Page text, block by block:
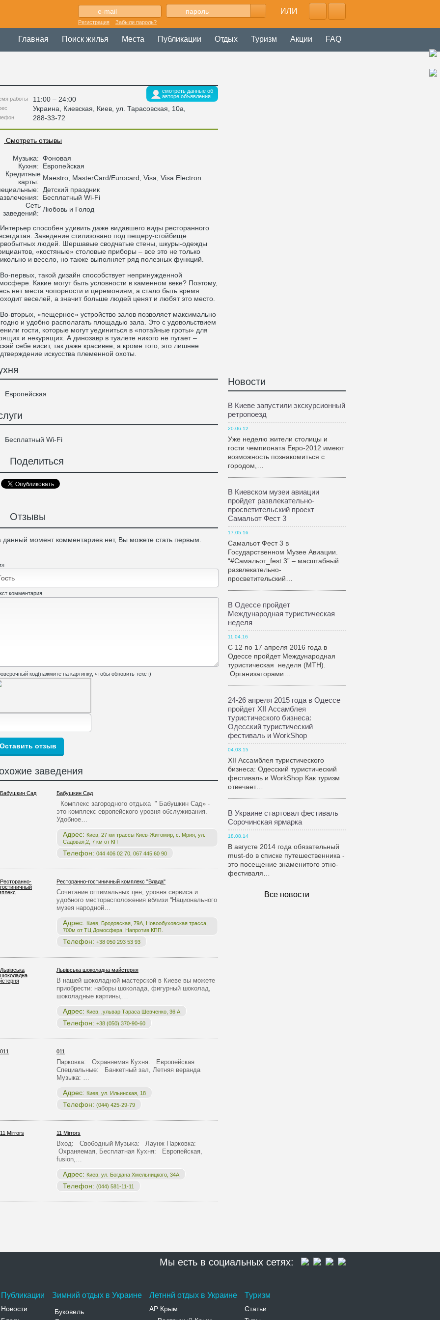
ИЛИ
Регистрация Забыли пароль?
Главная Поиск жилья Места Публикации Отдых Туризм Акции FAQ
смотреть данные об
авторе объявления
работы 11:00 – 24:00
Украина Киевская , Киев, ул. Тарасовская, 10а
288-33-72
Смотреть отзывы
Музыка: Фоновая
Кухня:
Европейская
Кредитные
карты:
Maestro, MasterCard/Eurocard, Visa, Visa Electron
Детский праздник
Бесплатный Wi-Fi
Сеть
заведений:
Любовь и Голод
способен удивить даже видавшего виды ресторанного
Заведение стилизовано под пещеру-стойбище
людей. Шершавые сводчатые стены, шкуры-одежды
«костяные» столовые приборы – все это не только
и весело, но также выполняет ряд полезных функций.
первых, такой дизайн способствует непринужденной
Какие могут быть условности в каменном веке? Поэтому,
нет места чопорности и церемониям, а стало быть время
веселей, а значит больше людей ценят и любят это место.
вторых, «пещерное» устройство залов позволяет максимально
и удобно располагать площадью зала. Это с удовольствием
гости, которые могут уединиться в «потайные гроты» для
и некурящих. А динозавр в туалете никого не пугает –
себе висит, так даже красивее, а кроме того, это лишнее
искусства племенной охоты.
Европейская
Бесплатный Wi-Fi
Поделиться
Отзывы
данный момент комментариев нет, Вы можете стать первым.
комментария
код(нажмите на картинку, чтобы обновить текст)
заведения
Бабушкин Сад
Комплекс загородного отдыха " Бабушкин Сад» -
это комплекс европейского уровня обслуживания.
Удобное…
Адрес: Киев, 27 км трассы Киев-Житомир, с. Мрия, ул.
Садовая,2, 7 км от КП
Телефон: 044 406 02 70, 067 445 60 90
Ресторанно-гостиничный комплекс "Влада"
Сочетание оптимальных цен, уровня сервиса и
удобного месторасположения вблизи “Национального
музея народной…
Адрес: Киев, Бродовская, 79А, Новообуховская трасса,
700м от ТЦ Домосфера. Напротив КПП.
Телефон: +38 050 293 53 93
Львівська шоколадна майстерня
В нашей шоколадной мастерской в Киеве вы можете
приобрести: наборы шоколада, фигурный шоколад,
шоколадные картины,…
Адрес: Киев, ,ульвар Тараса Шевченко, 36 А
Телефон: +38 (050) 370-90-60
011
Парковка: Охраняемая Кухня: Европейская
Специальные: Банкетный зал, Летняя веранда
Музыка: …
Адрес: Киев, ул. Ильинская, 18
Телефон: (044) 425-29-79
11 Mirrors
Вход: Свободный Музыка: Лаунж Парковка:
Охраняемая, Бесплатная Кухня: Европейская,
fusion,…
Адрес: Киев, ул. Богдана Хмельницкого, 34А
Телефон: (044) 581-11-11
Новости
В Киеве запустили экскурсионный
ретропоезд
20.06.12
Уже неделю жители столицы и
гости чемпионата Евро-2012 имеют
возможность познакомиться с
городом,…
В Киевском музеи авиации
пройдет развлекательно-
просветительский проект
Самальот Фест 3
17.05.16
Самальот Фест 3 в
Государственном Музее Авиации.
“#Самальот_fest 3” – масштабный
развлекательно-
просветительский…
В Одессе пройдет
Международная туристическая
неделя
11.04.16
С 12 по 17 апреля 2016 года в
Одессе пройдет Международная
туристическая неделя (МТН).
Организаторами…
24-26 апреля 2015 года в Одессе
пройдет XII Ассамблея
туристического бизнеса:
Одесский туристический
фестиваль и WorkShop
04.03.15
XII Ассамблея туристического
бизнеса: Одесский туристический
фестиваль и WorkShop Как туризм
отвечает…
В Украине стартовал фестиваль
Сорочинская ярмарка
18.08.14
В августе 2014 года обязательный
must-do в списке путешественника -
это посещение знаменитого этно-
фестиваля…
Все новости
Мы есть в социальных сетях:
Публикации
Новости
Зимний отдых в Украине
Буковель
Летннй отдых в Украине
АР Крым
Туризм
Статьи